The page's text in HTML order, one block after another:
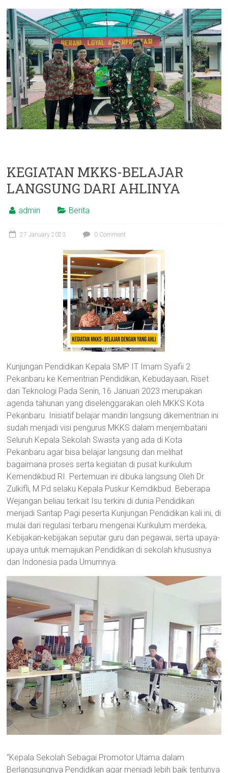
KEGIATAN MKKS-BELAJAR
LANGSUNG DARI AHLINYA
admin Berita
27 January 2023 0 Comment
Kunjungan Pendidikan Kepala SMP IT Imam Syafii 2
Pekanbaru ke Kementrian Pendidikan, Kebudayaan, Riset
dan Teknologi Pada Senin, 16 Januari 2023 merupakan
agenda tahunan yang diselenggarakan oleh MKKS Kota
Pekanbaru. Inisiatif belajar mandiri langsung dikementrian ini
sudah menjadi visi pengurus MKKS dalam menjembatani
Seluruh Kepala Sekolah Swasta yang ada di Kota
Pekanbaru agar bisa belajar langsung dan melihat
bagaimana proses serta kegiatan di pusat kurikulum
Kemendikbud RI. Pertemuan ini dibuka langsung Oleh Dr.
Zulkifli, M.Pd selaku Kepala Puskur Kemdikbud. Beberapa
Wejangan beliau terkait Isu terkini di dunia Pendidikan
menjadi Santap Pagi peserta Kunjungan Pendidikan kali ini, di
mulai dari regulasi terbaru mengenai Kurikulum merdeka,
Kebijakan-kebijakan seputar guru dan pegawai, serta upaya-
upaya untuk memajukan Pendidikan di sekolah khususnya
dan Indonesia pada Umumnya.
“Kepala Sekolah Sebagai Promotor Utama dalam
Berlangsungnya Pendidikan agar menjadi lebih baik tentunya